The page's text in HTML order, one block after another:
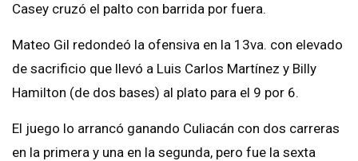
Casey cruzó el palto con barrida por fuera.
Mateo Gil redondeó la ofensiva en la 13va. con elevado
de sacrificio que llevó a Luis Carlos Martínez y Billy
Hamilton (de dos bases) al plato para el 9 por 6.
El juego lo arrancó ganando Culiacán con dos carreras
en la primera y una en la segunda, pero fue la sexta